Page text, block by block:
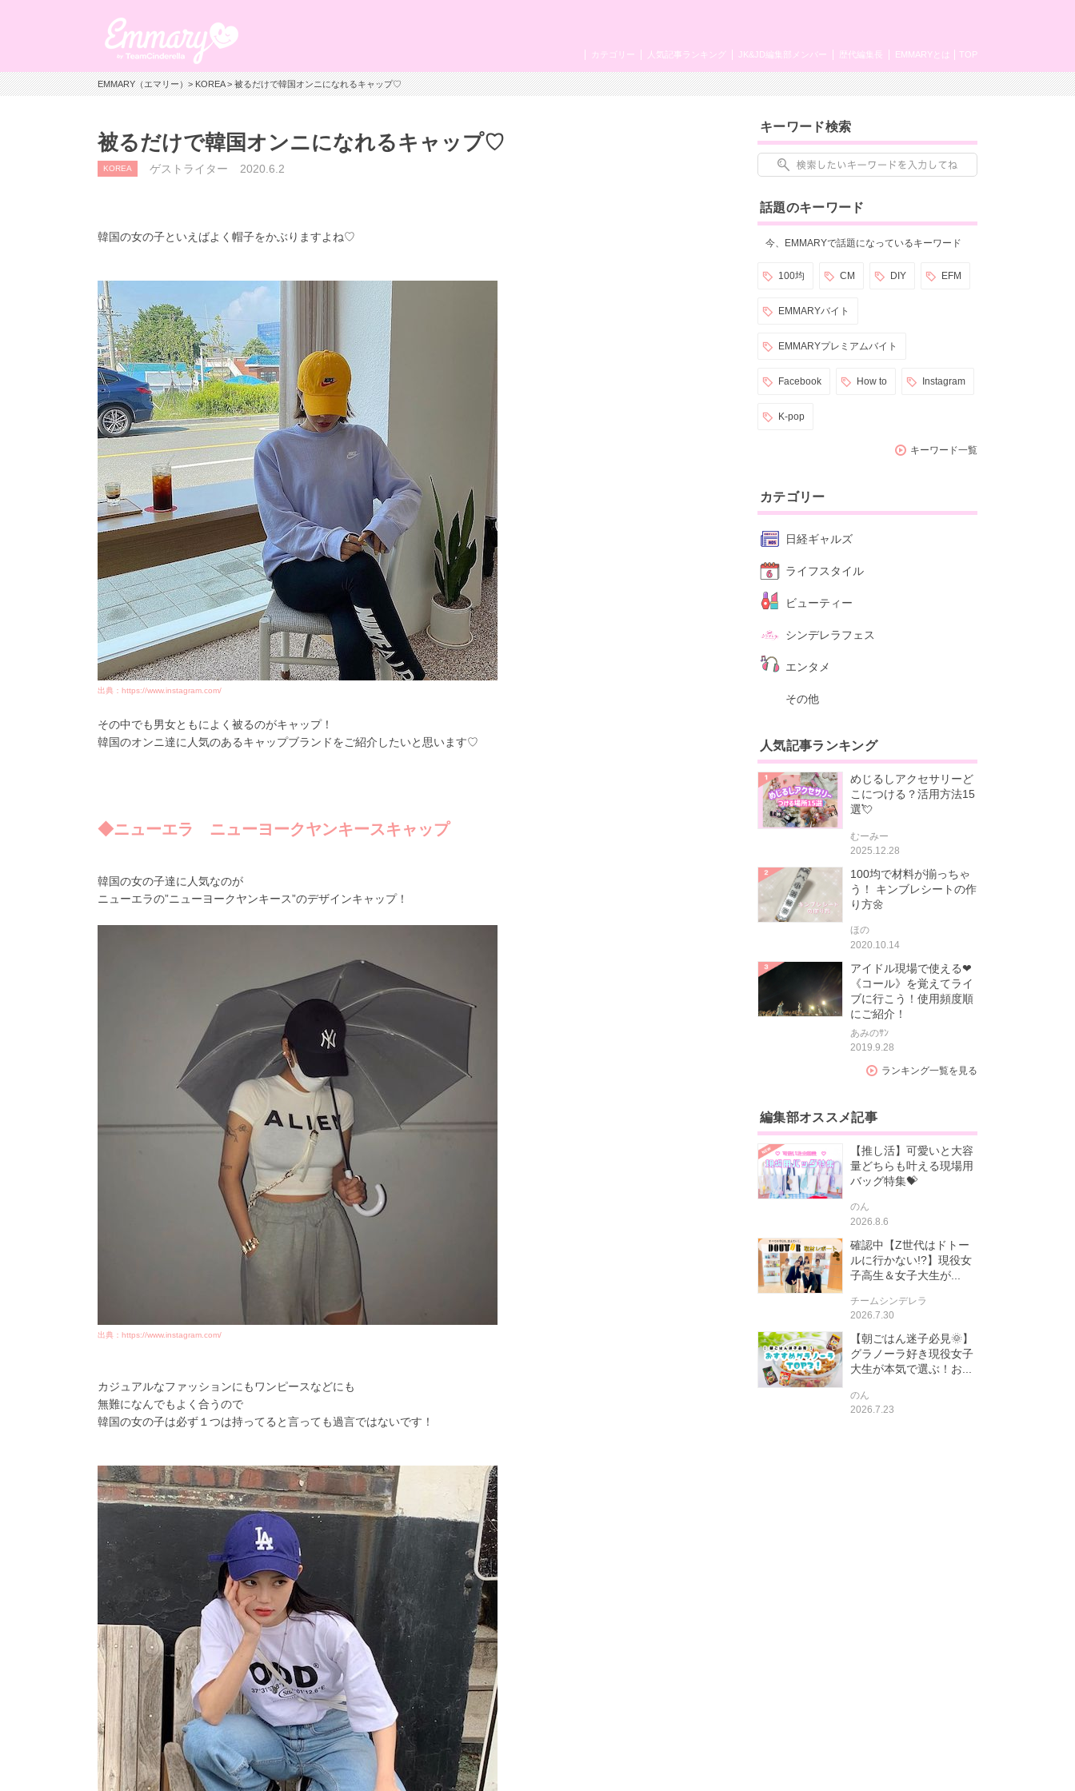
TOP
EMMARYとは
歴代編集長
JK&JD編集部メンバー
人気記事ランキング
カテゴリー
EMMARY（エマリー）>KOREA> 被るだけで韓国オンニになれるキャップ♡
被るだけで韓国オンニになれるキャップ♡
KOREA ゲストライター 2020.6.2
韓国の女の子といえばよく帽子をかぶりますよね♡
出典：https://www.instagram.com/
その中でも男女ともによく被るのがキャップ！
韓国のオンニ達に人気のあるキャップブランドをご紹介したいと思います♡
◆ニューエラ ニューヨークヤンキースキャップ
韓国の女の子達に人気なのが
ニューエラの”ニューヨークヤンキース”のデザインキャップ！
出典：https://www.instagram.com/
カジュアルなファッションにもワンピースなどにも
無難になんでもよく合うので
韓国の女の子は必ず１つは持ってると言っても過言ではないです！
キーワード検索
話題のキーワード
今、EMMARYで話題になっているキーワード
100均 CM DIY EFM
EMMARYバイト
EMMARYプレミアムバイト
Facebook How to Instagram
K-pop
キーワード一覧
カテゴリー
日経ギャルズ
ライフスタイル
ビューティー
シンデレラフェス
エンタメ
その他
人気記事ランキング
めじるしアクセサリーど
こにつける？活用方法15
選💘
むーみー
2025.12.28
100均で材料が揃っちゃ
う！ キンブレシートの作
り方🌼
ほの
2020.10.14
アイドル現場で使える❤
《コール》を覚えてライ
ブに行こう！使用頻度順
にご紹介！
あみのｻﾝ
2019.9.28
ランキング一覧を見る
編集部オススメ記事
【推し活】可愛いと大容
量どちらも叶える現場用
バッグ特集💝
のん
2026.8.6
確認中【Z世代はドトー
ルに行かない!?】現役女
子高生＆女子大生が...
チームシンデレラ
2026.7.30
【朝ごはん迷子必見🌞】
グラノーラ好き現役女子
大生が本気で選ぶ！お...
のん
2026.7.23